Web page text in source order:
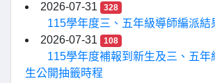
2026-07-31
328
115學年度三、五年級導師編派結
2026-07-31
108
115學年度補報到新生及三、五年
生公開抽籤時程